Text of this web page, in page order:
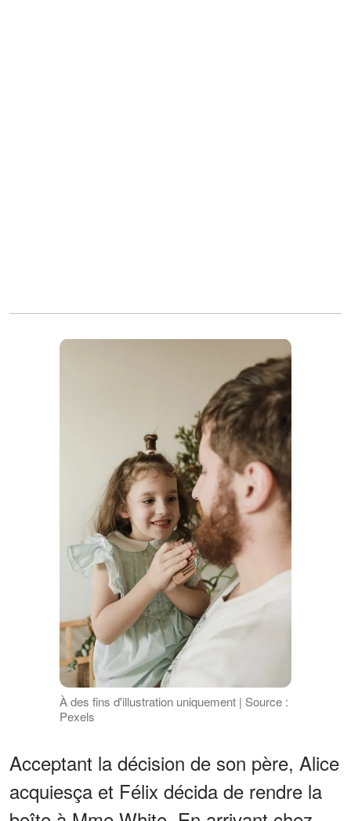
À des fins d'illustration uniquement | Source :
Pexels
Acceptant la décision de son père, Alice
acquiesça et Félix décida de rendre la